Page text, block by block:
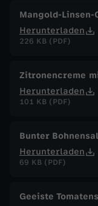
Mangold-Linsen-
Herunterladen
226 KB (PDF)
Zitronencreme
Herunterladen
101 KB (PDF)
Bunter
Herunterladen
69 KB (PDF)
Geeiste